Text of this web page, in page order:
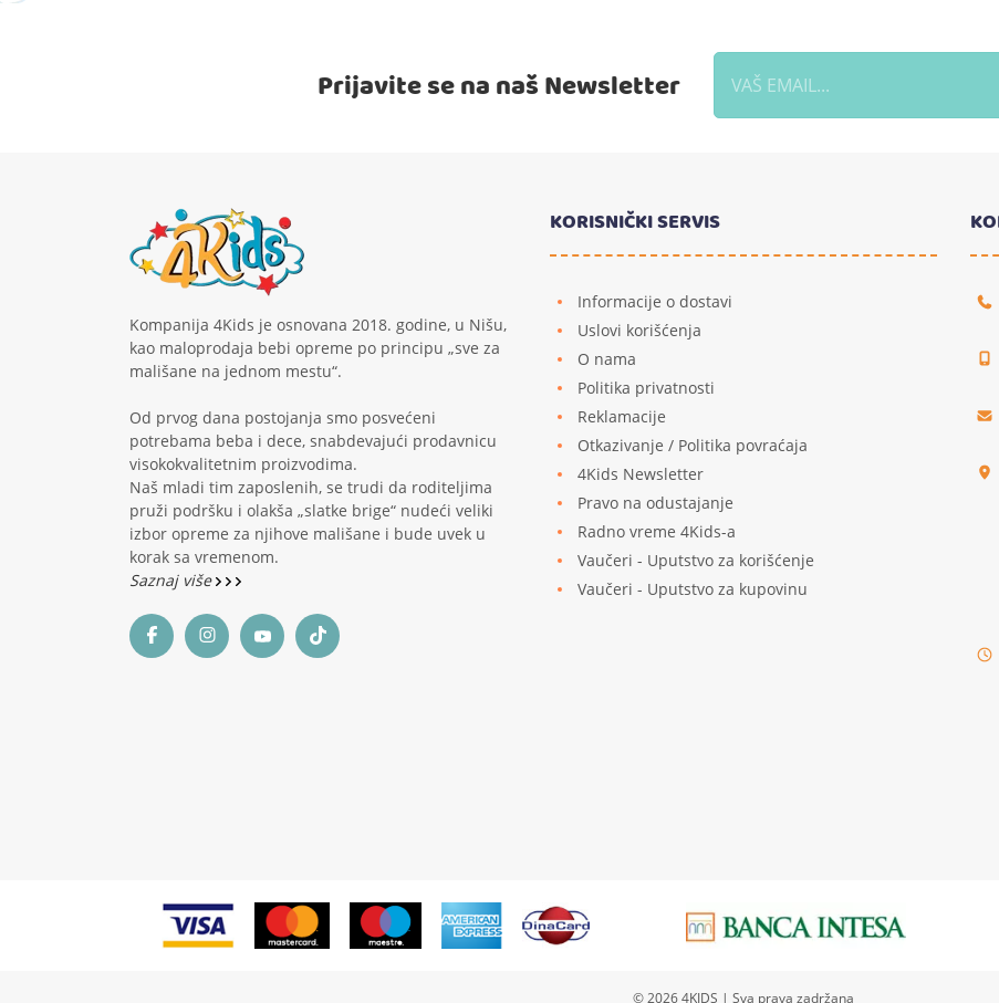
Prijavite se na naš Newsletter
Kompanija 4Kids je osnovana 2018. godine, u Nišu,
kao maloprodaja bebi opreme po principu „sve za
mališane na jednom mestu“.
Od prvog dana postojanja smo posvećeni
potrebama beba i dece, snabdevajući prodavnicu
visokokvalitetnim proizvodima.
Naš mladi tim zaposlenih, se trudi da roditeljima
pruži podršku i olakša „slatke brige“ nudeći veliki
izbor opreme za njihove mališane i bude uvek u
korak sa vremenom.
Saznaj više
KORISNIČKI SERVIS
Informacije o dostavi
Uslovi korišćenja
O nama
Politika privatnosti
Reklamacije
Otkazivanje / Politika povraćaja
4Kids Newsletter
Pravo na odustajanje
Radno vreme 4Kids-a
Vaučeri - Uputstvo za korišćenje
Vaučeri - Uputstvo za kupovinu
© 20264KIDS | Sva prava zadržana